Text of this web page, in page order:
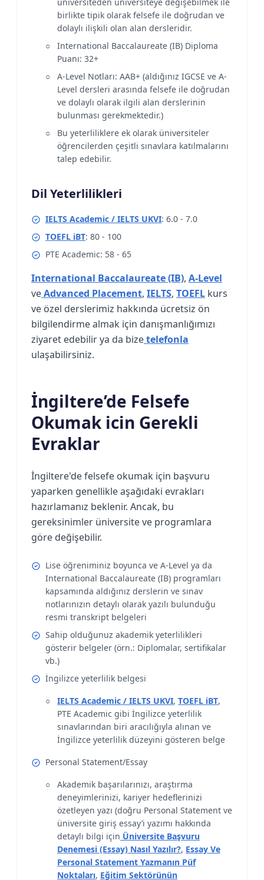
birlikte tipik olarak felsefe ile doğrudan ve
dolaylı ilişkili olan alan dersleridir.
International Baccalaureate (IB) Diploma
Puanı: 32+
A-Level Notları: AAB+ (aldığınız IGCSE ve A-
Level dersleri arasında felsefe ile doğrudan
ve dolaylı olarak ilgili alan derslerinin
bulunması gerekmektedir.)
Bu yeterliliklere ek olarak üniversiteler
öğrencilerden çeşitli sınavlara katılmalarını
talep edebilir.
Dil Yeterlilikleri
IELTS Academic / IELTS UKVI: 6.0 - 7.0
TOEFL iBT: 80 - 100
PTE Academic: 58 - 65
International Baccalaureate (IB), A-Level
veAdvanced Placement, IELTS, TOEFL kurs
ve özel derslerimiz hakkında ücretsiz ön
bilgilendirme almak için danışmanlığımızı
ziyaret edebilir ya da bizetelefonla
ulaşabilirsiniz.
İngiltere’de Felsefe
Okumak icin Gerekli
Evraklar
İngiltere'de felsefe okumak için başvuru
yaparken genellikle aşağıdaki evrakları
hazırlamanız beklenir. Ancak, bu
gereksinimler üniversite ve programlara
göre değişebilir.
Lise öğreniminiz boyunca ve A-Level ya da
International Baccalaureate (IB) programları
kapsamında aldığınız derslerin ve sınav
notlarınızın detaylı olarak yazılı bulunduğu
resmi transkript belgeleri
Sahip olduğunuz akademik yeterlilikleri
gösterir belgeler (örn.: Diplomalar, sertifikalar
vb.)
İngilizce yeterlilik belgesi
IELTS Academic / IELTS UKVI, TOEFL iBT,
PTE Academic gibi İngilizce yeterlilik
sınavlarından biri aracılığıyla alınan ve
İngilizce yeterlilik düzeyini gösteren belge
Personal Statement/Essay
Akademik başarılarınızı, araştırma
deneyimlerinizi, kariyer hedeflerinizi
özetleyen yazı (doğru Personal Statement ve
üniversite giriş essay’i yazımı hakkında
detaylı bilgi için Üniversite Başvuru
Denemesi (Essay) Nasıl Yazılır?, Essay Ve
Personal Statement Yazmanın Püf
Noktaları, Eğitim Sektörünün